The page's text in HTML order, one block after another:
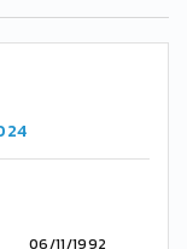
06/11/1992